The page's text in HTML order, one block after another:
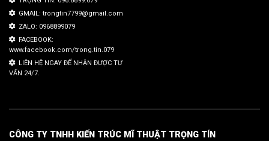
GMAIL: trongtin7799@gmail.com
ZALO: 0968899079
FACEBOOK:
www.facebook.com/trong.tin.079
LIÊN HỆ NGAY ĐỂ NHẬN ĐƯỢC TƯ
VẤN 24/7.
CÔNG TY TNHH KIẾN TRÚC MĨ THUẬT TRỌNG TÍN